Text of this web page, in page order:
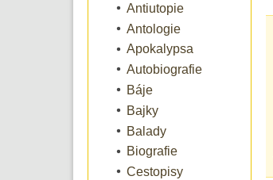
Antiutopie
Antologie
Apokalypsa
Autobiografie
Báje
Bajky
Balady
Biografie
Cestopisy